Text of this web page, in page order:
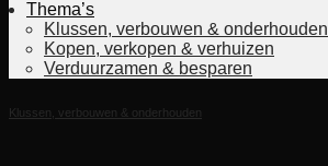
Thema’s
Klussen, verbouwen & onderhouden
Kopen, verkopen & verhuizen
Verduurzamen & besparen
Klussen, verbouwen & onderhouden